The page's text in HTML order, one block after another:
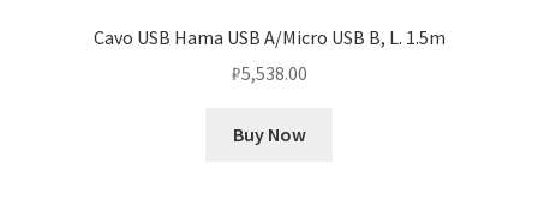
Cavo USB Hama USB A/Micro USB B, L. 1.5m
₽5,538.00
Buy Now